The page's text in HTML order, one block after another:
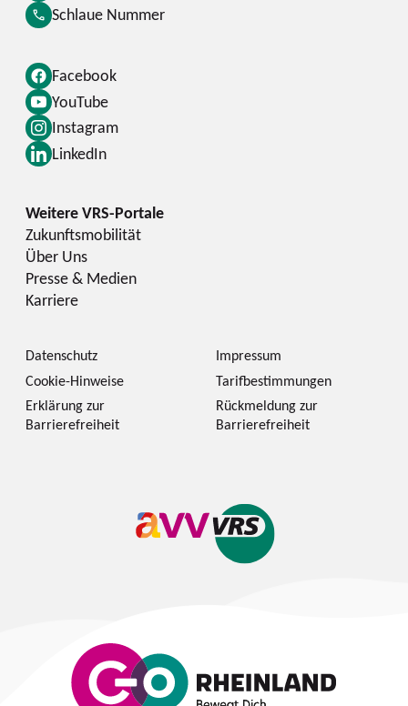
Facebook
YouTube
Instagram
LinkedIn
Schlaue Nummer
Zukunftsmobilität
Über Uns
Presse & Medien
Karriere
Datenschutz
Impressum
Cookie-Hinweise
Tarifbestimmungen
Erklärung zur
Barrierefreiheit
Rückmeldung zur
Barrierefreiheit